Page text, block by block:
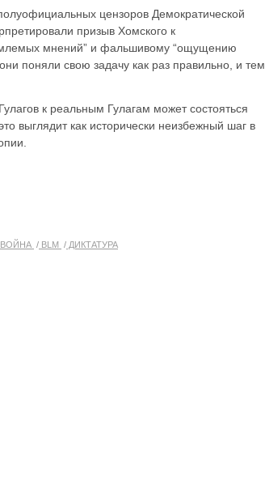
цензоров Демократической
призыв Хомского к
мнений” и фальшивому “ощущению
поняли свою задачу как раз правильно, и тем
к реальным Гулагам может состояться
выглядит как исторически неизбежный шаг в
BLM ДИКТАТУРА